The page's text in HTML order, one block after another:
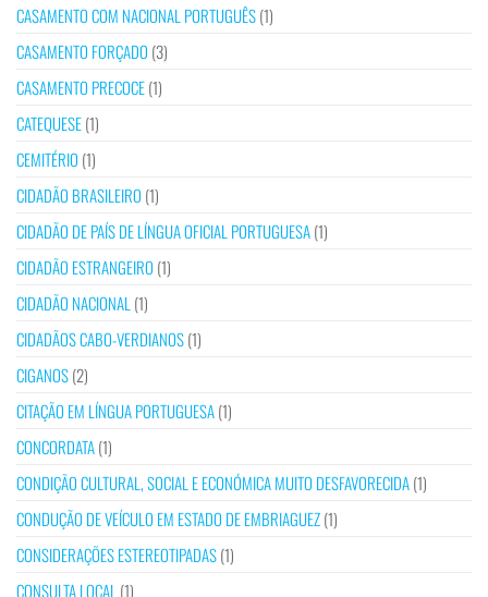
CASAMENTO COM NACIONAL PORTUGUÊS(1)
CASAMENTO FORÇADO (3)
CASAMENTO PRECOCE(1)
CATEQUESE(1)
CEMITÉRIO (1)
CIDADÃO BRASILEIRO (1)
CIDADÃO DE PAÍS DE LÍNGUA OFICIAL PORTUGUESA(1)
CIDADÃO ESTRANGEIRO (1)
CIDADÃO NACIONAL (1)
CIDADÃOS CABO-VERDIANOS(1)
CIGANOS(2)
CITAÇÃO EM LÍNGUA PORTUGUESA(1)
CONCORDATA(1)
CONDIÇÃO CULTURAL, SOCIAL E ECONÓMICA MUITO DESFAVORECIDA(1)
CONDUÇÃO DE VEÍCULO EM ESTADO DE EMBRIAGUEZ(1)
CONSIDERAÇÕES ESTEREOTIPADAS(1)
CONSULTA LOCAL (1)